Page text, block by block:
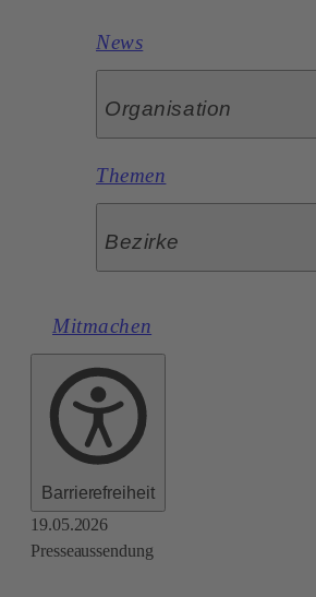
News
Organisation
Themen
Bezirke
Mitmachen
Barrierefreiheit
19.05.2026
Presseaussendung